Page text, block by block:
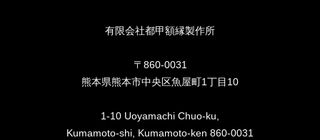
有限会社都甲額縁製作所
〒860-0031
熊本県熊本市中央区魚屋町1丁目10
1-10 Uoyamachi Chuo-ku,
Kumamoto-shi, Kumamoto-ken 860-0031